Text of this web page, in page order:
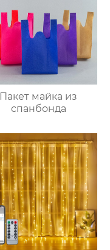
Пакет майка из
спанбонда